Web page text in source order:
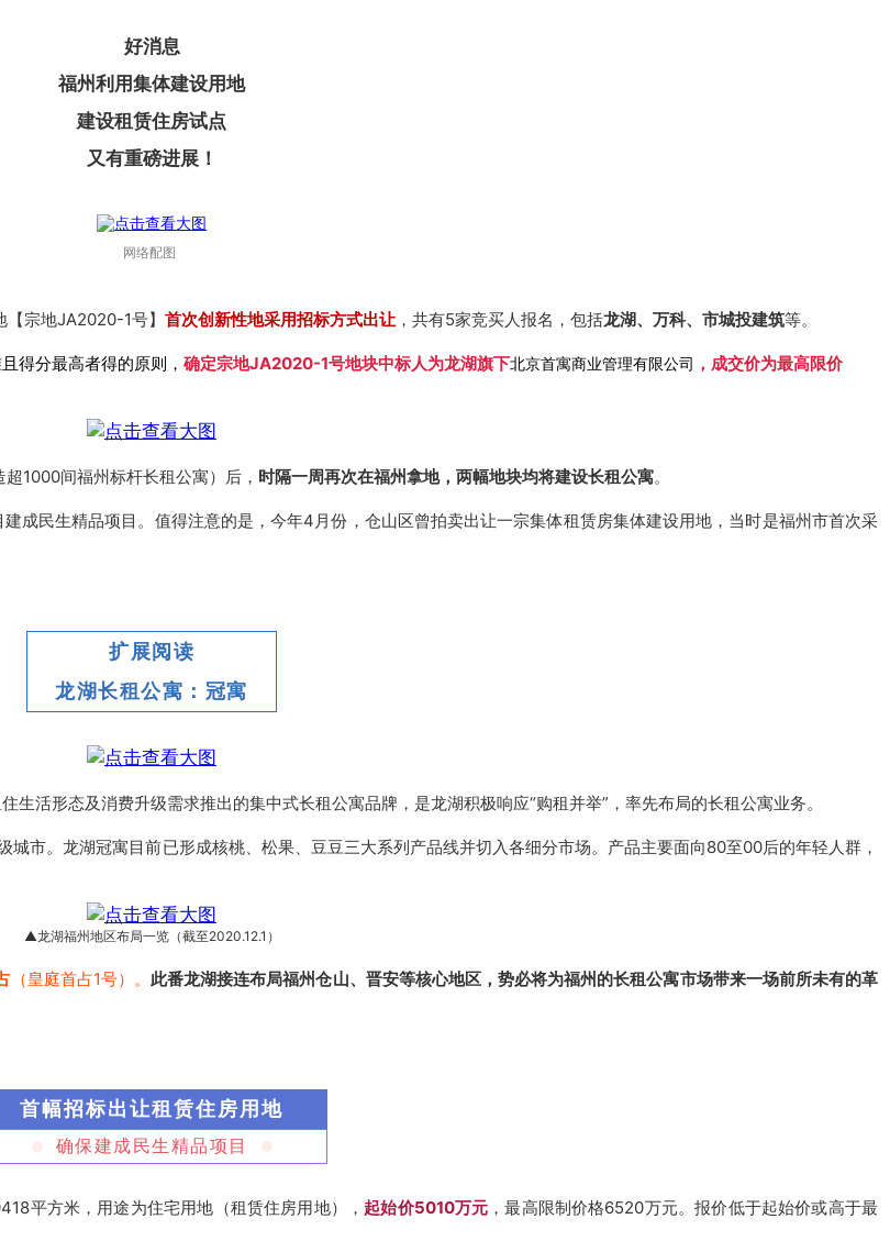
好消息
福州利用集体建设用地
建设租赁住房试点
又有重磅进展！
网络配图
宗地JA2020-1号】 首次创新性地采用招标方式出让 ，共有5家竞买人报名，包括龙湖、万科、市城投建筑等。
得分最高者得的原则， 确定宗地JA2020-1号地块中标人为龙湖旗下北京首寓商业管理有限公司
，成交价为最高限价
1000间福州标杆长租公寓）后， 时隔一周再次在福州拿地，两幅地块均将建设长租公寓。
成民生精品项目。值得注意的是，今年4月份，仓山区曾拍卖出让一宗集体租赁房集体建设用地，当时是福州市首次采
扩展阅读
龙湖长租公寓：冠寓
活形态及消费升级需求推出的集中式长租公寓品牌，是龙湖积极响应“购租并举”，率先布局的长租公寓业务。
城市。龙湖冠寓目前已形成核桃、松果、豆豆三大系列产品线并切入各细分市场。产品主要面向80至00后的年轻人群，
▲龙湖福州地区布局一览（截至2020.12.1）
（皇庭首占1号）。 此番龙湖接连布局福州仓山、晋安等核心地区，势必将为福州的长租公寓市场带来一场前所未有的革
首幅招标出让租赁住房用地
确保建成民生精品项目
平方米，用途为住宅用地（租赁住房用地）， 起始价5010万元 ，最高限制价格6520万元。报价低于起始价或高于最